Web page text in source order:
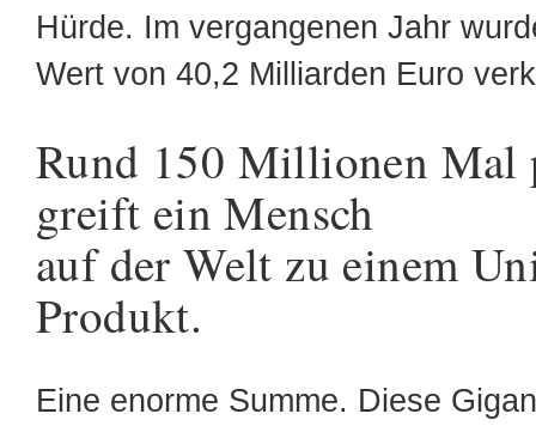
Hürde. Im vergangenen Jahr
Wert von 40,2 Milliarden Euro
Rund 150 Millionen Mal
greift ein Mensch
auf der Welt zu einem
Produkt.
Eine enorme Summe. Diese